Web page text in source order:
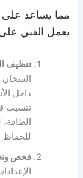
مما يساعد
يعمل الفني
تنظيف
داخل
تتسبب
للحفاظ
فحص